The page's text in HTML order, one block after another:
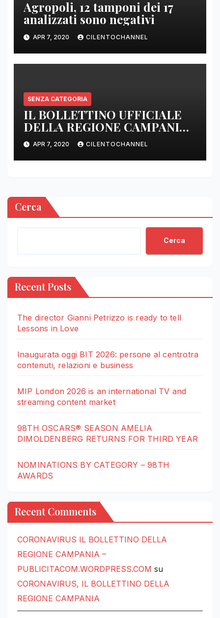
Agropoli, 12 tamponi dei 17
analizzati sono negativi
APR 7, 2020 CILENTOCHANNEL
SENZA CATEGORIA
IL BOLLETTINO UFFICIALE
DELLA REGIONE CAMPANIA
DELLE ORE 22.00
APR 7, 2020 CILENTOCHANNEL
Cerca
Cerca
Recent Posts
The director Gianni Petrizzo is ready to tell
Lessons in Love
Inaugurata oggi BIT 2026: persone al centrotra
contenuti, relazioni e business
MIP London 2026 is an international TV and
streaming content market
98TH OSCARS® SEASON AMELIA
DIMOLDENBERG RETURNS FOR THIRD YEAR
NOMINATIONS BY CATEGORY – 98TH
AWARDS
Recent Comments
CORONAVIRUS IL BOLLETTINO DELLA
REGIONE CAMPANIA –
PUBLICITACOM.WORDPRESS.COM su
CORONAVIRUS, IL BOLLETTINO DELLA
REGIONE CAMPANIA